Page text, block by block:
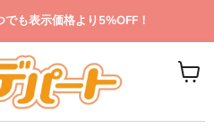
も表示価格より5%OFF！
カ
ト